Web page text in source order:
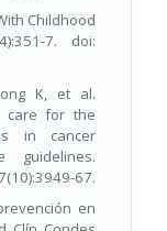
Childhood
7. doi:
K, et al.
care for the
in cancer
guidelines.
67.
en